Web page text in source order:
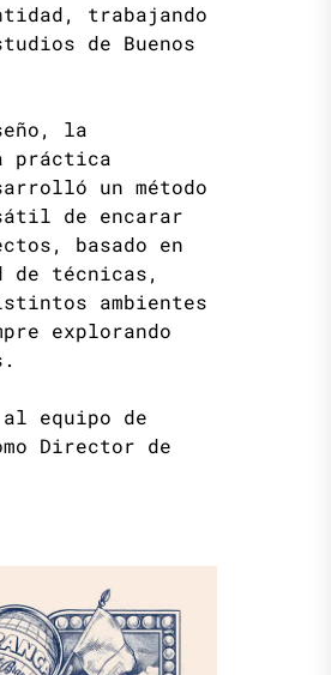
trabajando
de Buenos
la
práctica
un método
de encarar
basado en
técnicas,
ambientes
explorando
equipo de
Director de